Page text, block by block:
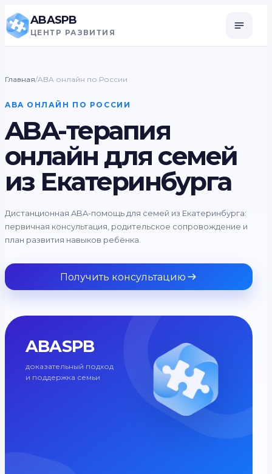
ABASPB
ЦЕНТР РАЗВИТИЯ
Главная/ABA онлайн по России
ABA ОНЛАЙН ПО РОССИИ
ABA-терапия
онлайн для семей
из Екатеринбурга
Дистанционная ABA-помощь для семей из Екатеринбурга:
первичная консультация, родительское сопровождение и
план развития навыков ребёнка.
Получить консультацию
ABASPB
доказательный подход
и поддержка семьи